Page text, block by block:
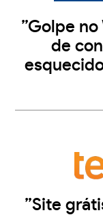
”Golpe
de
”Site